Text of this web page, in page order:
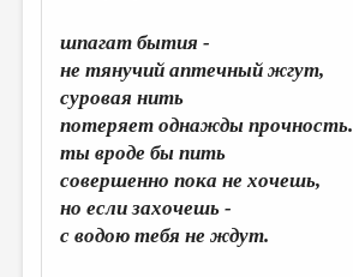
шпагат бытия -
не тянучий аптечный жгут,
суровая нить
потеряет однажды прочность.
ты вроде бы пить
совершенно пока не хочешь,
но если захочешь -
с водою тебя не ждут.